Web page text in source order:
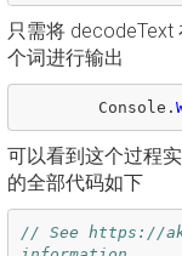
只需将 decodeText
个词进行输出
Console .
可以看到这个过程
的全部代码如下
// See https://